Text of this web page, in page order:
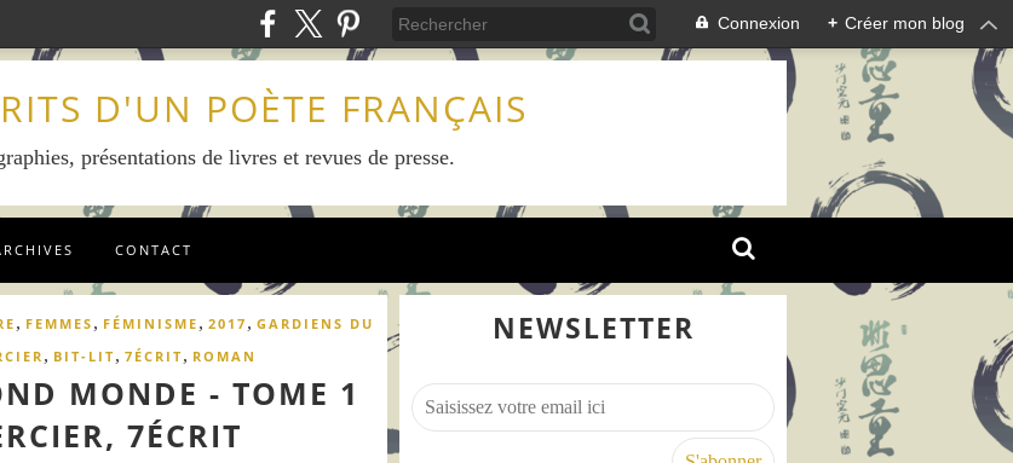
Connexion + Créer mon blog
D'UN POÈTE FRANÇAIS
présentations de livres et revues de presse.
CONTACT
, FEMMES , FÉMINISME , 2017 , GARDIENS DU
, BIT-LIT, 7ÉCRIT, ROMAN
MONDE - TOME 1
7ÉCRIT
NEWSLETTER